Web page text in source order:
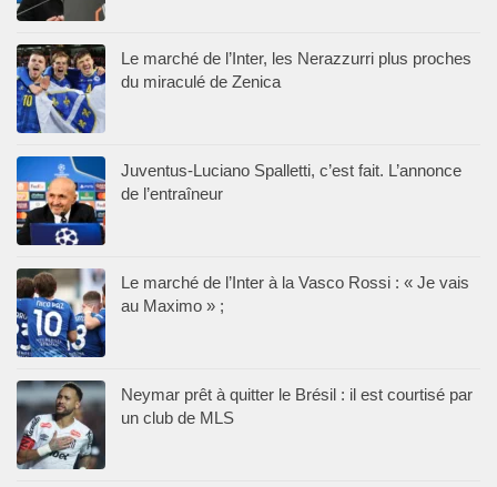
Le marché de l’Inter, les Nerazzurri plus proches
du miraculé de Zenica
Juventus-Luciano Spalletti, c’est fait. L’annonce
de l’entraîneur
Le marché de l’Inter à la Vasco Rossi : « Je vais
au Maximo » ;
Neymar prêt à quitter le Brésil : il est courtisé par
un club de MLS